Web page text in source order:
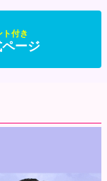
付き
ージ